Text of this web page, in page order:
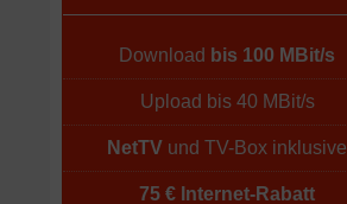
Download bis 100 MBit/s
Upload bis 40 MBit/s
NetTV und TV-Box inklusive
75 € Internet-Rabatt